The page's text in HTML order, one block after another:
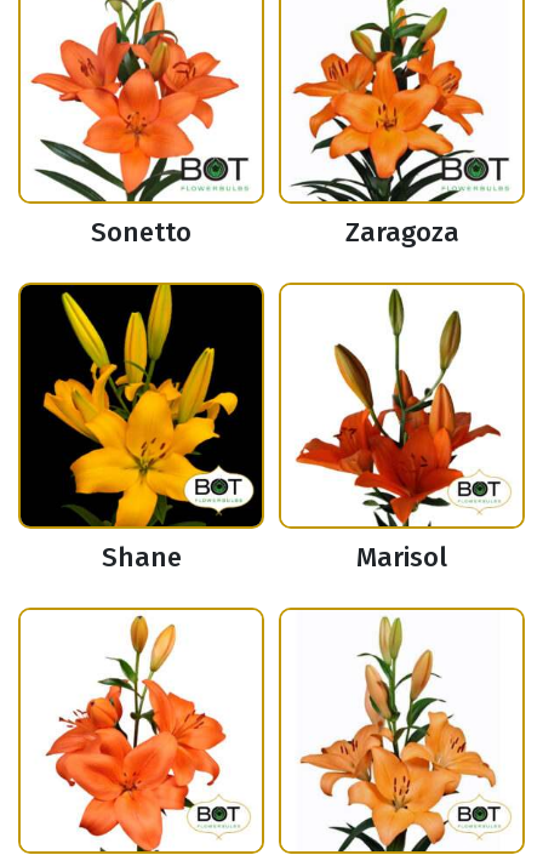
Sonetto Zaragoza
Shane Marisol